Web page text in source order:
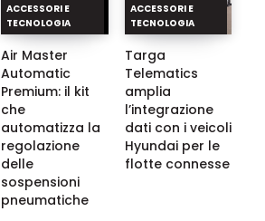
ACCESSORI E
TECNOLOGIA
Air Master
Automatic
Premium: il kit
che
automatizza la
regolazione
delle
sospensioni
pneumatiche
ACCESSORI E
TECNOLOGIA
Targa
Telematics
amplia
l’integrazione
dati con i veicoli
Hyundai per le
flotte connesse